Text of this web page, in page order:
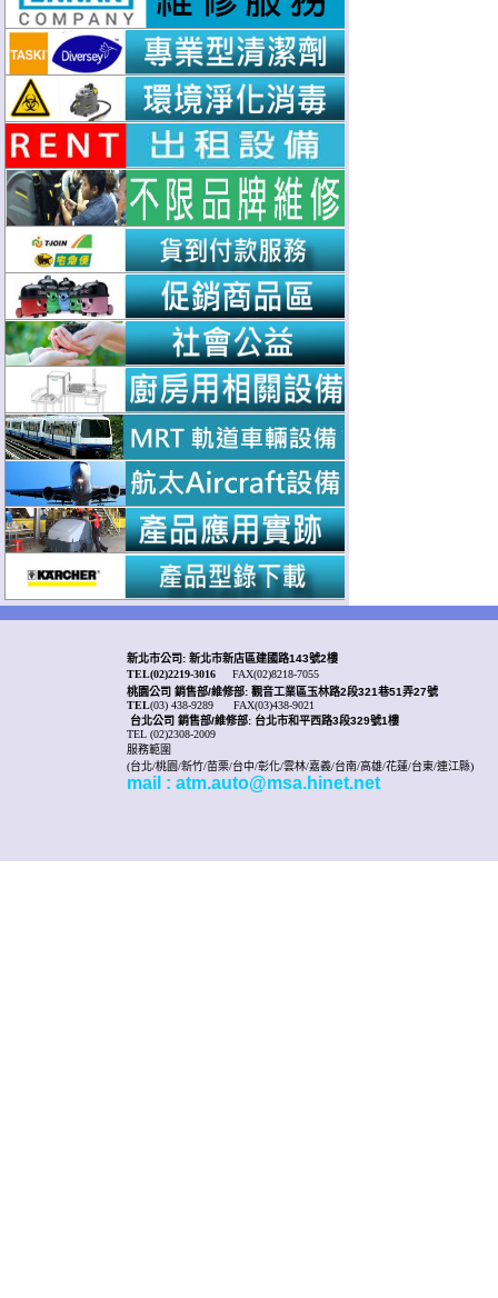
新北市公司: 新北市新店區建國路143號2樓
TEL(02)2219-3016 FAX(02)8218-7055
桃園公司 銷售部/維修部: 觀音工業區玉林路2段321巷51弄27號
TEL(03) 438-9289
FAX(03)438-9021
台北公司 銷售部/維修部: 台北市和平西路3段329號1樓
TEL (02)2308-2009
服務範圍
(台北/桃園/新竹/苗栗/台中/彰化/雲林/嘉義/台南/高雄/花蓮/台東/連江縣)
mail : atm.auto@msa.hinet.net